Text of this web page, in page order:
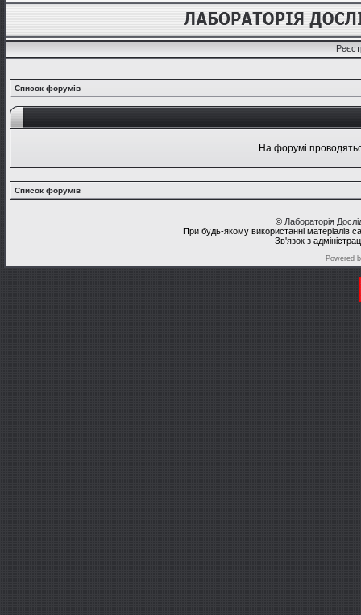
Список форумів
На форумі
Список форумів
© Лабораторія
При будь-якому використанні матеріалів
Зв'язок з
Powered